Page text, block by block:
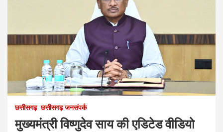
छत्तीसगढ़ छत्तीसगढ़ जनसंपर्क
मुख्यमंत्री विष्णुदेव साय की एडिटेड वीडियो